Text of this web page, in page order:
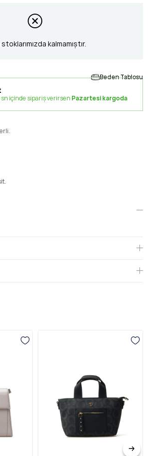
kalmamıştır.
Beden Tablosu
içinde sipariş verirsen Pazartesi kargoda